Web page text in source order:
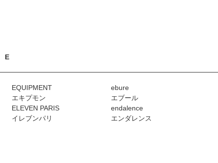
E
EQUIPMENT
エキプモン
ebure
エブール
ELEVEN PARIS
イレブンパリ
endalence
エンダレンス